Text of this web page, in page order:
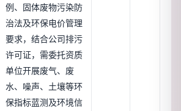
例、固体废物污染防
治法及环保电价管理
要求，结合公司排污
许可证，需委托资质
单位开展废气、废
水、噪声、土壤等环
保指标蓝测及环境信